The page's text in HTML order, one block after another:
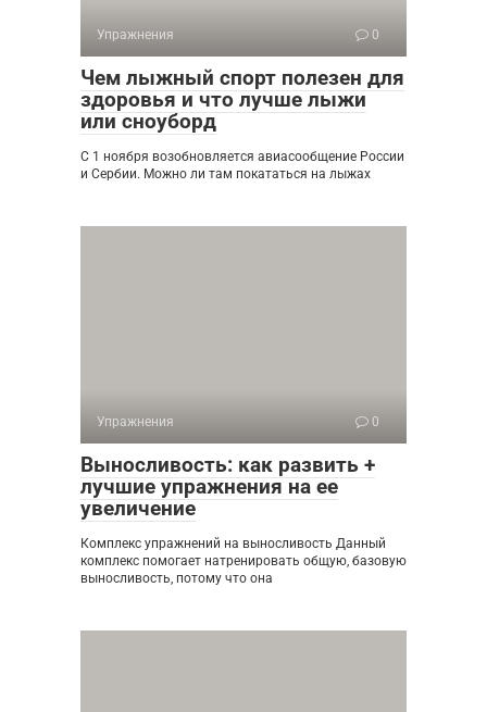
Упражнения 0
Чем лыжный спорт полезен для
здоровья и что лучше лыжи
или сноуборд
С 1 ноября возобновляется авиасообщение России
и Сербии. Можно ли там покататься на лыжах
Упражнения 0
Выносливость: как развить +
лучшие упражнения на ее
увеличение
Комплекс упражнений на выносливость Данный
комплекс помогает натренировать общую, базовую
выносливость, потому что она